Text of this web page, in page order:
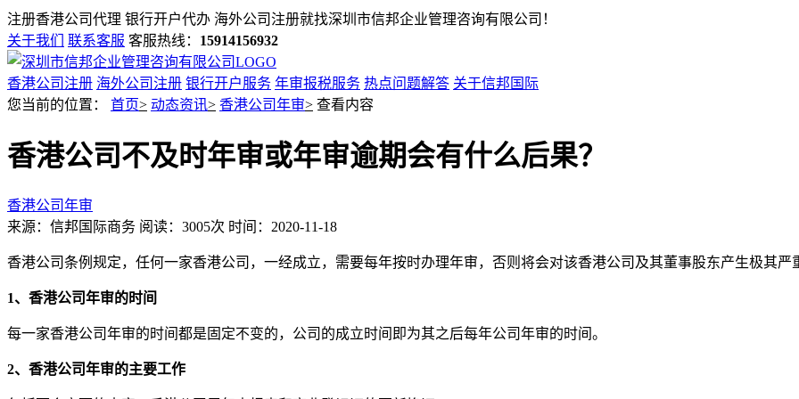
注册香港公司代理 银行开户代办 海外公司注册就找深圳市信邦企业管理咨询有限公司！
关于我们
联系客服 客服热线： 15914156932
香港公司注册 海外公司注册 银行开户服务 年审报税服务 热点问题解答 关于信邦国际
您当前的位置： 首页> 动态资讯> 香港公司年审> 查看内容
香港公司不及时年审或年审逾期会有什么后果？
香港公司年审
来源：信邦国际商务 阅读：3005次 时间：2020-11-18
香港公司条例规定，任何一家香港公司，一经成立，需要每年按时办理年审，否则将会对该香港公司及其董事股东产生极其严
1、香港公司年审的时间
每一家香港公司年审的时间都是固定不变的，公司的成立时间即为其之后每年公司年审的时间。
2、香港公司年审的主要工作